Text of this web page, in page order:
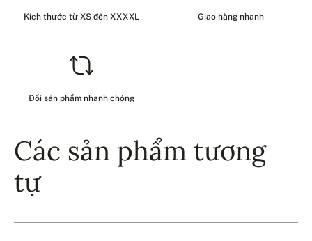
Kích thước từ XS đến XXXXL Giao hàng nhanh
Đổi sản phẩm nhanh chóng
Các sản phẩm tương
tự